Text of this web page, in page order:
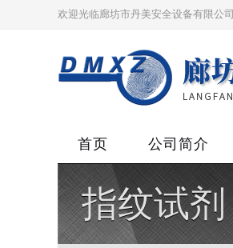
欢迎光临廊坊市丹美安全设备有限公司
首页 公司简介
指纹试剂